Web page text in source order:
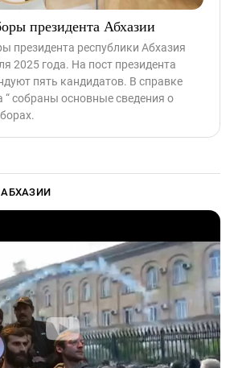
президента Абхазии
президента республики Абхазия
2025 года. На пост президента
пять кандидатов. В справке
“ собраны основные сведения о